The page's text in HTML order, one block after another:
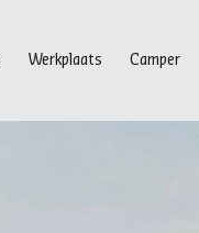
Werkplaats Camper